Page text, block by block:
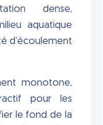
dense,
aquatique
d’écoulement
monotone,
pour les
le fond de la